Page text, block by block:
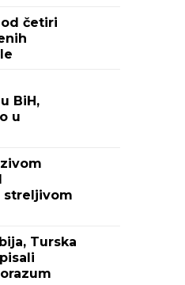
četiri
BiH,
u
streljivom
Turska